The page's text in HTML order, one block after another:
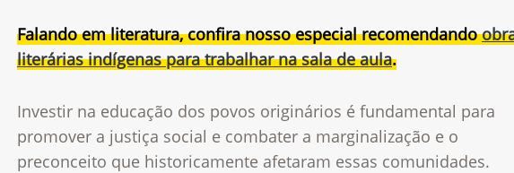
Falando em literatura, confira nosso especial recomendando
literárias indígenas para trabalhar na sala de aula.
Investir na educação dos povos originários é fundamental para
promover a justiça social e combater a marginalização e o
preconceito que historicamente afetaram essas comunidades.